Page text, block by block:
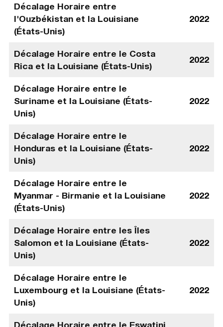
Décalage Horaire entre
l'Ouzbékistan et la Louisiane
(États-Unis)
2022
Décalage Horaire entre le Costa
Rica et la Louisiane (États-Unis)
2022
Décalage Horaire entre le
Suriname et la Louisiane (États-
Unis)
2022
Décalage Horaire entre le
Honduras et la Louisiane (États-
Unis)
2022
Décalage Horaire entre le
Myanmar - Birmanie et la Louisiane
(États-Unis)
2022
Décalage Horaire entre les Îles
Salomon et la Louisiane (États-
Unis)
2022
Décalage Horaire entre le
Luxembourg et la Louisiane (États-
Unis)
2022
Décalage Horaire entre le Eswatini